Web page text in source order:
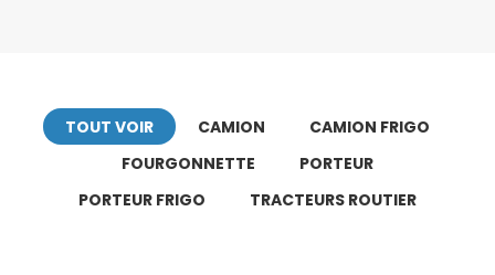
TOUT VOIR CAMION
CAMION FRIGO
FOURGONNETTE
PORTEUR
PORTEUR FRIGO
TRACTEURS ROUTIER